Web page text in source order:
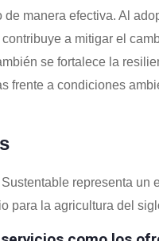
manera efectiva. Al
a mitigar el
se fortalece la
frente a condiciones
representa un
para la agricultura del